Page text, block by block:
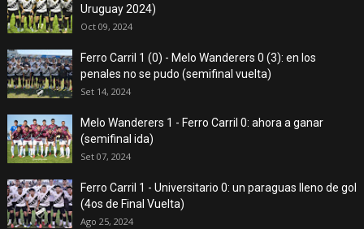
Uruguay 2024)
Oct 09, 2024
Ferro Carril 1 (0) - Melo Wanderers 0 (3): en los
penales no se pudo (semifinal vuelta)
Set 14, 2024
Melo Wanderers 1 - Ferro Carril 0: ahora a ganar
(semifinal ida)
Set 07, 2024
Ferro Carril 1 - Universitario 0: un paraguas lleno de gol
(4os de Final Vuelta)
Ago 25, 2024